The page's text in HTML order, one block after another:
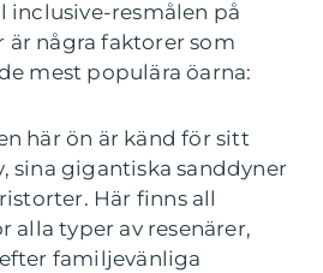
inclusive-resmålen på
är några faktorer som
mest populära öarna:
här ön är känd för sitt
sina gigantiska sanddyner
Här finns all
alla typer av resenärer,
familjevänliga